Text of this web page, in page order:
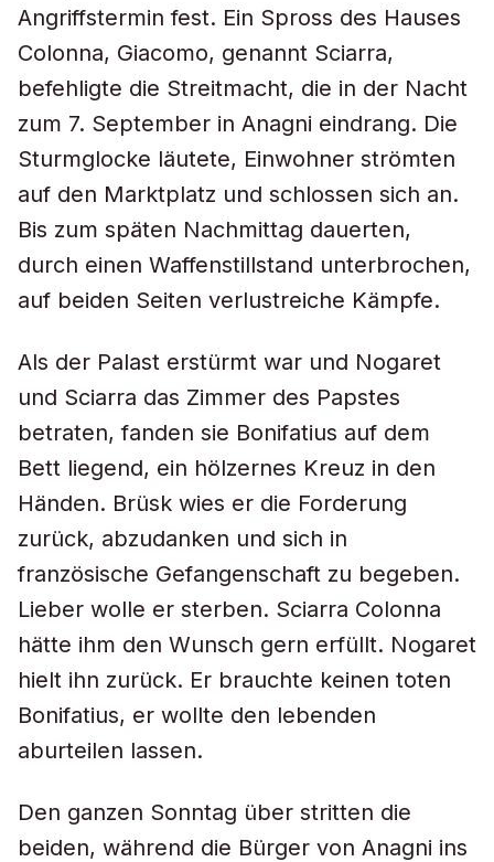
Angriffstermin fest. Ein Spross des Hauses
Colonna, Giacomo, genannt Sciarra,
befehligte die Streitmacht, die in der Nacht
zum 7. September in Anagni eindrang. Die
Sturmglocke läutete, Einwohner strömten
auf den Marktplatz und schlossen sich an.
Bis zum späten Nachmittag dauerten,
durch einen Waffenstillstand unterbrochen,
auf beiden Seiten verlustreiche Kämpfe.
Als der Palast erstürmt war und Nogaret
und Sciarra das Zimmer des Papstes
betraten, fanden sie Bonifatius auf dem
Bett liegend, ein hölzernes Kreuz in den
Händen. Brüsk wies er die Forderung
zurück, abzudanken und sich in
französische Gefangenschaft zu begeben.
Lieber wolle er sterben. Sciarra Colonna
hätte ihm den Wunsch gern erfüllt. Nogaret
hielt ihn zurück. Er brauchte keinen toten
Bonifatius, er wollte den lebenden
aburteilen lassen.
Den ganzen Sonntag über stritten die
beiden, während die Bürger von Anagni ins